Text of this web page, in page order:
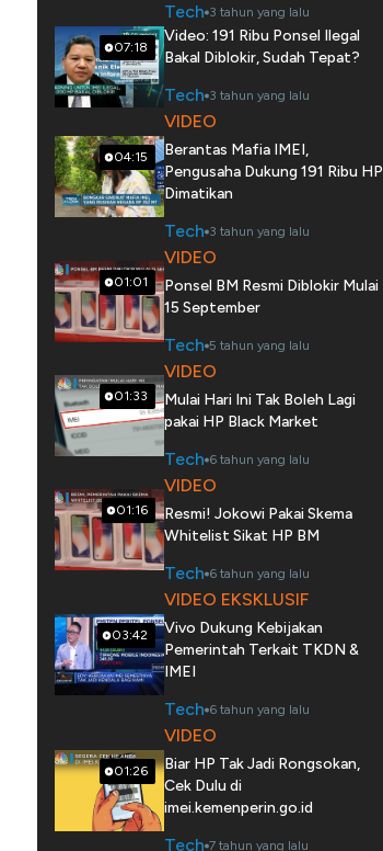
Tech 3 tahun yang lalu
07:18
Video: 191 Ribu Ponsel Ilegal
Bakal Diblokir, Sudah Tepat?
Tech 3 tahun yang lalu
04:15
VIDEO
Berantas Mafia IMEI,
Pengusaha Dukung 191 Ribu HP
Dimatikan
Tech 3 tahun yang lalu
01:01
VIDEO
Ponsel BM Resmi Diblokir Mulai
15 September
Tech 5 tahun yang lalu
01:33
VIDEO
Mulai Hari Ini Tak Boleh Lagi
pakai HP Black Market
Tech 6 tahun yang lalu
01:16
VIDEO
Resmi! Jokowi Pakai Skema
Whitelist Sikat HP BM
Tech 6 tahun yang lalu
03:42
VIDEO EKSKLUSIF
Vivo Dukung Kebijakan
Pemerintah Terkait TKDN &
IMEI
Tech 6 tahun yang lalu
01:26
VIDEO
Biar HP Tak Jadi Rongsokan,
Cek Dulu di
imei.kemenperin.go.id
Tech 7 tahun yang lalu